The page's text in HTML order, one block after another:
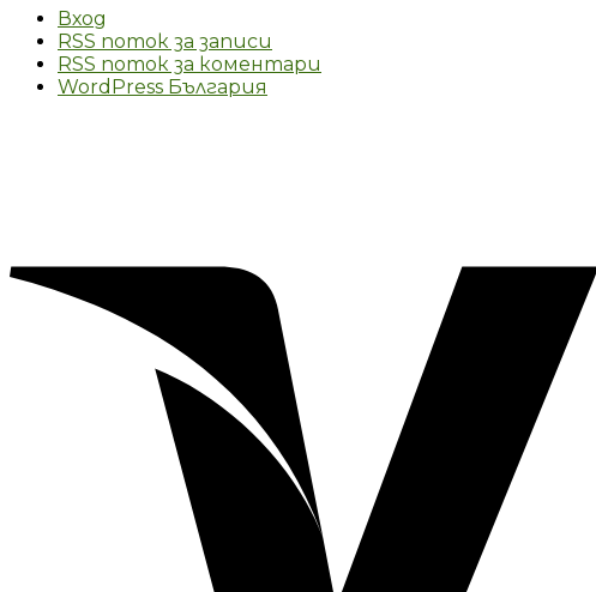
Вход
RSS поток за записи
RSS поток за коментари
WordPress България